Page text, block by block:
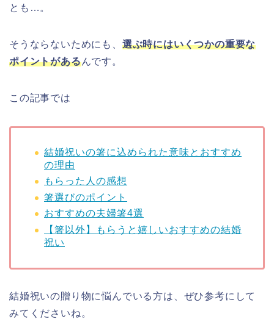
とも…。
そうならないためにも、 選ぶ時にはいくつかの重要な
ポイントがあるんです。
この記事では
結婚祝いの箸に込められた意味とおすすめ
の理由
もらった人の感想
箸選びのポイント
おすすめの夫婦箸4選
【箸以外】もらうと嬉しいおすすめの結婚
祝い
結婚祝いの贈り物に悩んでいる方は、ぜひ参考にして
みてくださいね。